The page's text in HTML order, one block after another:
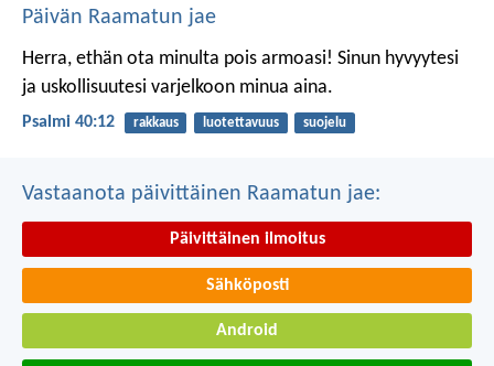
Päivän Raamatun jae
Herra, ethän ota minulta pois armoasi! Sinun hyvyytesi
ja uskollisuutesi varjelkoon minua aina.
Psalmi 40:12 rakkaus luotettavuus suojelu
Vastaanota päivittäinen Raamatun jae:
Päivittäinen ilmoitus
Sähköposti
Android